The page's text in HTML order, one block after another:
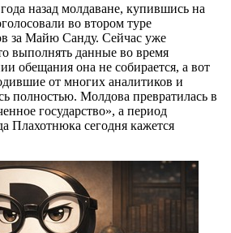
назад молдаване, купившись на
во втором туре
за Майю Санду. Сейчас уже
выполнять данные во время
обещания она не собирается, а вот
от многих аналитиков и
полностью. Молдова превратилась в
государство», а период
Плахотнюка сегодня кажется